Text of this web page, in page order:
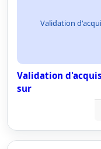
Validation
Validation
sur